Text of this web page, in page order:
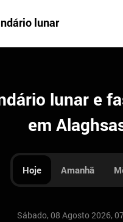
lunar
lunar e
em
Hoje Amanhã
Sábado, 08 Agosto 2026,